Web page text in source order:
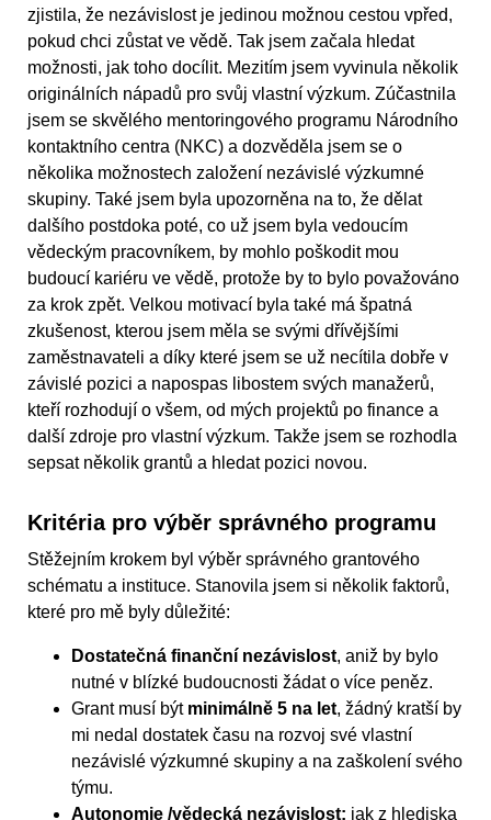
zjistila, že nezávislost je jedinou možnou cestou vpřed,
pokud chci zůstat ve vědě. Tak jsem začala hledat
možnosti, jak toho docílit. Mezitím jsem vyvinula několik
originálních nápadů pro svůj vlastní výzkum. Zúčastnila
jsem se skvělého mentoringového programu Národního
kontaktního centra (NKC) a dozvěděla jsem se o
několika možnostech založení nezávislé výzkumné
skupiny. Také jsem byla upozorněna na to, že dělat
dalšího postdoka poté, co už jsem byla vedoucím
vědeckým pracovníkem, by mohlo poškodit mou
budoucí kariéru ve vědě, protože by to bylo považováno
za krok zpět. Velkou motivací byla také má špatná
zkušenost, kterou jsem měla se svými dřívějšími
zaměstnavateli a díky které jsem se už necítila dobře v
závislé pozici a napospas libostem svých manažerů,
kteří rozhodují o všem, od mých projektů po finance a
další zdroje pro vlastní výzkum. Takže jsem se rozhodla
sepsat několik grantů a hledat pozici novou.
Kritéria pro výběr správného programu
Stěžejním krokem byl výběr správného grantového
schématu a instituce. Stanovila jsem si několik faktorů,
které pro mě byly důležité:
Dostatečná finanční nezávislost, aniž by bylo
nutné v blízké budoucnosti žádat o více peněz.
Grant musí být minimálně 5 na let, žádný kratší by
mi nedal dostatek času na rozvoj své vlastní
nezávislé výzkumné skupiny a na zaškolení svého
týmu.
Autonomie /vědecká nezávislost: jak z hlediska